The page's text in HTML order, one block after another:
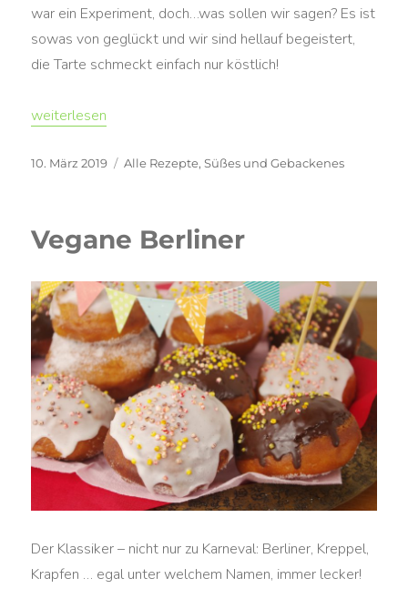
war ein Experiment, doch…was sollen wir sagen? Es ist
sowas von geglückt und wir sind hellauf begeistert,
die Tarte schmeckt einfach nur köstlich!
„Vegane Karotten-Tarte mit Cashew-Frosting
weiterlesen
Veröffentlicht
10. März 2019 Kategorien
Alle Rezepte,Süßes und Gebackenes
Vegane Berliner
Der Klassiker – nicht nur zu Karneval: Berliner, Kreppel,
Krapfen … egal unter welchem Namen, immer lecker!